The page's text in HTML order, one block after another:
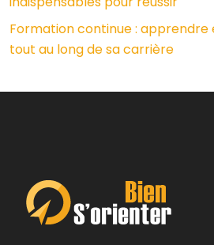
Formation continue :
tout au long de sa carrière